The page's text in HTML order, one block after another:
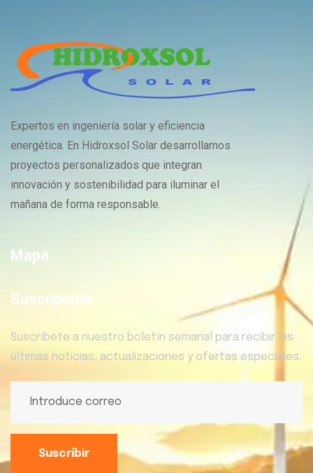
Expertos en ingeniería solar y eficiencia
energética. En Hidroxsol Solar desarrollamos
proyectos personalizados que integran
innovación y sostenibilidad para iluminar el
mañana de forma responsable.
Mapa
Suscripción
Suscríbete a nuestro boletín semanal para recibir las
últimas noticias, actualizaciones y ofertas especiales.
Suscribir